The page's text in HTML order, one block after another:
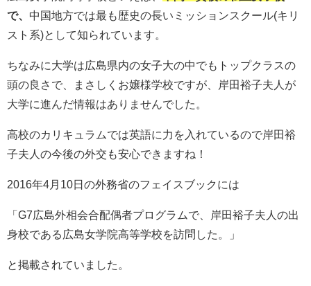
で、 中国地方では最も歴史の長いミッションスクール(キリ
スト系)として知られています。
ちなみに大学は広島県内の女子大の中でもトップクラスの
頭の良さで、まさしくお嬢様学校ですが、岸田裕子夫人が
大学に進んだ情報はありませんでした。
高校のカリキュラムでは英語に力を入れているので岸田裕
子夫人の今後の外交も安心できますね！
2016年4月10日の外務省のフェイスブックには
「G7広島外相会合配偶者プログラムで、岸田裕子夫人の出
身校である広島女学院高等学校を訪問した。」
と掲載されていました。